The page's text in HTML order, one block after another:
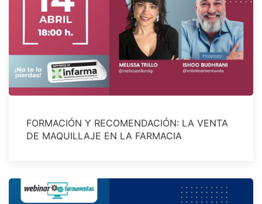
FORMACIÓN Y RECOMENDACIÓN: LA VENTA
DE MAQUILLAJE EN LA FARMACIA